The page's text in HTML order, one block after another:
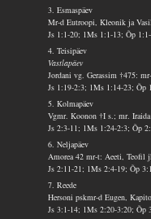
3. Esmaspäev
Mr-d Eutroopi, Kleonik ja
Js 1:1-20; 1Ms 1:1-13; Õp
4. Teisipäev
Vastlapäev
Jordani vg. Gerassim †475:
Js 1:19-2:3; 1Ms 1:14-23; Õp
5. Kolmapäev
Vgmr. Koonon †I s.; mr.
Js 2:3-11; 1Ms 1:24-2:3; Õp
6. Neljapäev
Amorea 42 mr-t: Aeeti, Teofil
Js 2:11-21; 1Ms 2:4-19; Õp
7. Reede
Hersoni pskmr-d Eugen,
Js 3:1-14; 1Ms 2:20-3:20; Õp